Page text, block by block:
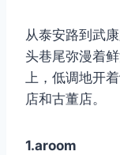
从泰安路到武
头巷尾弥漫着
上，低调地开
店和古董店。
1.aroom